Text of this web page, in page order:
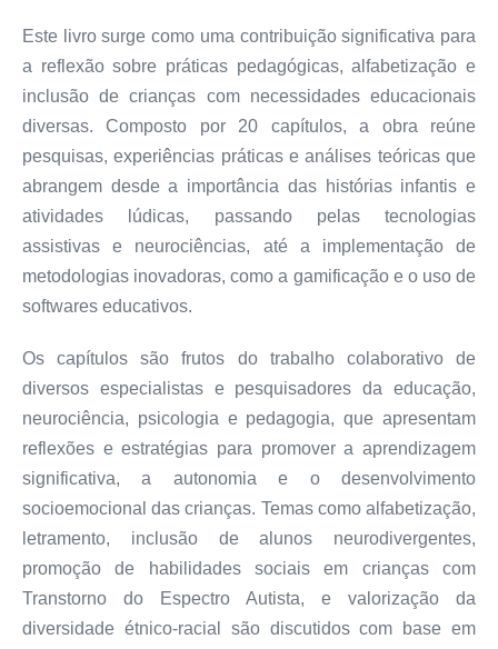
Este livro surge como uma contribuição significativa para
a reflexão sobre práticas pedagógicas, alfabetização e
inclusão de crianças com necessidades educacionais
diversas. Composto por 20 capítulos, a obra reúne
pesquisas, experiências práticas e análises teóricas que
abrangem desde a importância das histórias infantis e
atividades lúdicas, passando pelas tecnologias
assistivas e neurociências, até a implementação de
metodologias inovadoras, como a gamificação e o uso de
softwares educativos.
Os capítulos são frutos do trabalho colaborativo de
diversos especialistas e pesquisadores da educação,
neurociência, psicologia e pedagogia, que apresentam
reflexões e estratégias para promover a aprendizagem
significativa, a autonomia e o desenvolvimento
socioemocional das crianças. Temas como alfabetização,
letramento, inclusão de alunos neurodivergentes,
promoção de habilidades sociais em crianças com
Transtorno do Espectro Autista, e valorização da
diversidade étnico-racial são discutidos com base em